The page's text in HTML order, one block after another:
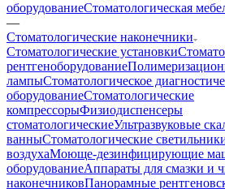
оборудованиеСтоматологическая
—
Стоматологические наконечники
Стоматологические установки
рентгеноборудование
лампыСтоматологическое
оборудованиеСтоматологические
компрессорыФизиодиспенсеры
стоматологическиеУльтразвуковые
ванныСтоматологические
воздухаМоюще-дезинфицирующие
оборудованиеАппараты для смазки и
наконечниковПанорамные